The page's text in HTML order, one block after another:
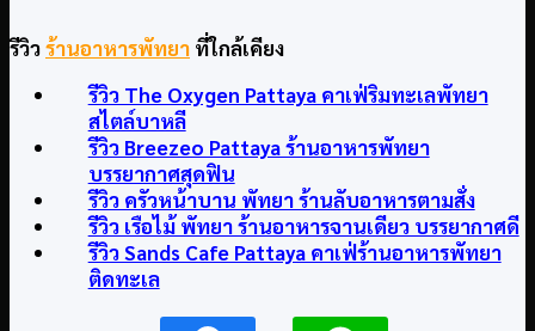
รีวิวร้านอาหารพัทยา ที่ใกล้เคียง
รีวิว The Oxygen Pattaya คาเฟ่ริมทะเลพัทยา
สไตล์บาหลี
รีวิว Breezeo Pattaya ร้านอาหารพัทยา
บรรยากาศสุดฟิน
รีวิว ครัวหน้าบาน พัทยา ร้านลับอาหารตามสั่ง
รีวิว เรือไม้ พัทยา ร้านอาหารจานเดียว บรรยากาศดี
รีวิว Sands Cafe Pattaya คาเฟ่ร้านอาหารพัทยา
ติดทะเล